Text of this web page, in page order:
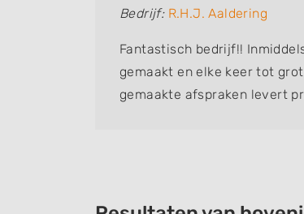
Bedrijf: R.H.J. Aaldering
Fantastisch bedrijf!!
gemaakt en elke keer tot
gemaakte afspraken levert